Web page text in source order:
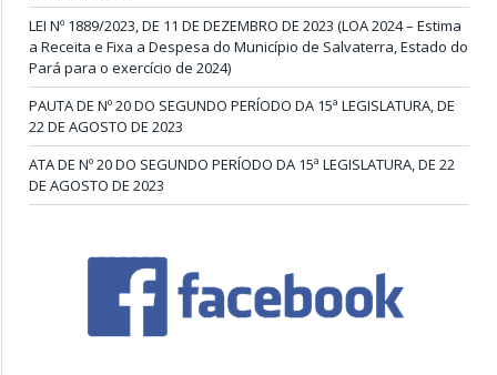
LEI Nº 1889/2023, DE 11 DE DEZEMBRO DE 2023 (LOA 2024 – Estima
a Receita e Fixa a Despesa do Município de Salvaterra, Estado do
Pará para o exercício de 2024)
PAUTA DE Nº 20 DO SEGUNDO PERÍODO DA 15ª LEGISLATURA, DE
22 DE AGOSTO DE 2023
ATA DE Nº 20 DO SEGUNDO PERÍODO DA 15ª LEGISLATURA, DE 22
DE AGOSTO DE 2023